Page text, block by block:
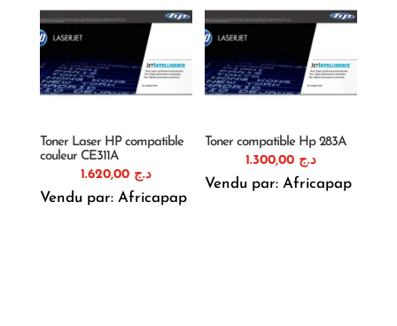
Toner Laser HP compatible
couleur CE311A
د.ج 1.620,00
Vendu par: Africapap
Toner compatible Hp 283A
د.ج
Vendu par: Africapap